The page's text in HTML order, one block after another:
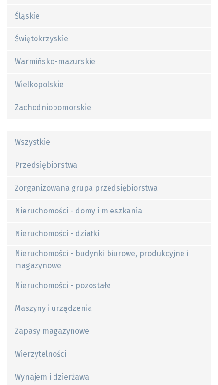
Śląskie
Świętokrzyskie
Warmińsko-mazurskie
Wielkopolskie
Zachodniopomorskie
Wszystkie
Przedsiębiorstwa
Zorganizowana grupa przedsiębiorstwa
Nieruchomości - domy i mieszkania
Nieruchomości - działki
Nieruchomości - budynki biurowe, produkcyjne i
magazynowe
Nieruchomości - pozostałe
Maszyny i urządzenia
Zapasy magazynowe
Wierzytelności
Wynajem i dzierżawa